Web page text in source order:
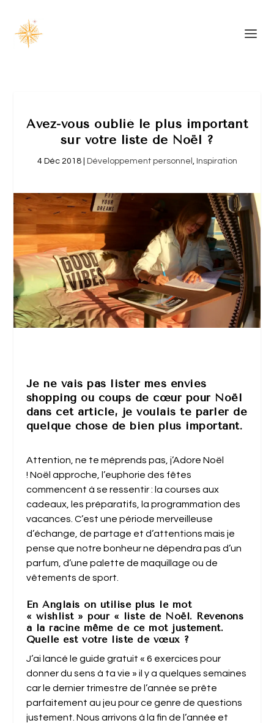
Avez-vous oublié le plus important
sur votre liste de Noël ?
4 Déc 2018| Développement personnel , Inspiration
Je ne vais pas lister mes envies
shopping ou coups de cœur pour Noël
dans cet article, je voulais te parler de
quelque chose de bien plus important.
Attention, ne te méprends pas, j’Adore Noël
! Noël approche, l’euphorie des fêtes
commencent à se ressentir : la courses aux
cadeaux, les préparatifs, la programmation des
vacances. C’est une période merveilleuse
d’échange, de partage et d’attentions mais je
pense que notre bonheur ne dépendra pas d’un
parfum, d’une palette de maquillage ou de
vêtements de sport.
En Anglais on utilise plus le mot
« wishlist » pour « liste de Noël. Revenons
à la racine même de ce mot justement.
Quelle est votre liste de vœux ?
J’ai lancé le guide gratuit « 6 exercices pour
donner du sens à ta vie » il y a quelques semaines
car le dernier trimestre de l’année se prête
parfaitement au jeu pour ce genre de questions
justement. Nous arrivons à la fin de l’année et